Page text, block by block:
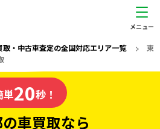
取・中古車査定の全国対応エリア一覧> 東
ら
単20秒！
車買取なら